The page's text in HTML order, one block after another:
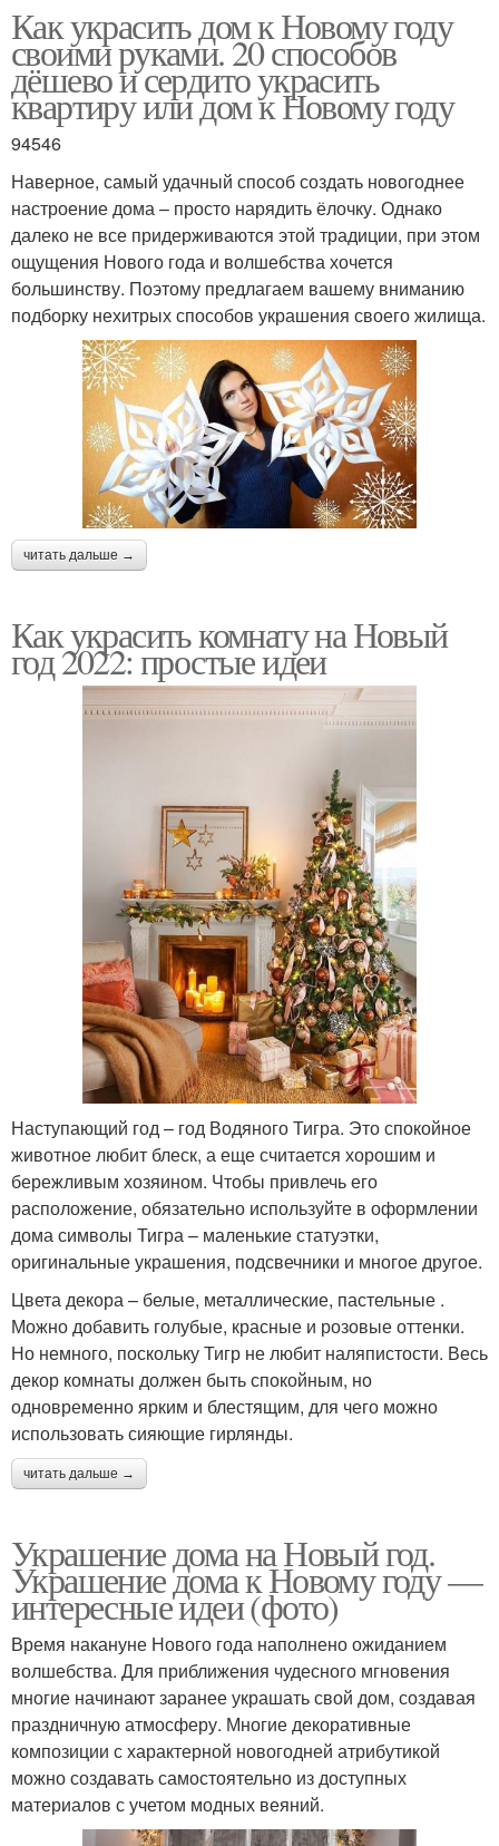
Как украсить дом к Новому году
своими руками. 20 способов
дёшево и сердито украсить
квартиру или дом к Новому году
94546
Наверное, самый удачный способ создать новогоднее
настроение дома – просто нарядить ёлочку. Однако
далеко не все придерживаются этой традиции, при этом
ощущения Нового года и волшебства хочется
большинству. Поэтому предлагаем вашему вниманию
подборку нехитрых способов украшения своего жилища.
читать дальше →
Как украсить комнату на Новый
год 2022: простые идеи
Наступающий год – год Водяного Тигра. Это спокойное
животное любит блеск, а еще считается хорошим и
бережливым хозяином. Чтобы привлечь его
расположение, обязательно используйте в оформлении
дома символы Тигра – маленькие статуэтки,
оригинальные украшения, подсвечники и многое другое.
Цвета декора – белые, металлические, пастельные .
Можно добавить голубые, красные и розовые оттенки.
Но немного, поскольку Тигр не любит наляпистости. Весь
декор комнаты должен быть спокойным, но
одновременно ярким и блестящим, для чего можно
использовать сияющие гирлянды.
читать дальше →
Украшение дома на Новый год.
Украшение дома к Новому году —
интересные идеи (фото)
Время накануне Нового года наполнено ожиданием
волшебства. Для приближения чудесного мгновения
многие начинают заранее украшать свой дом, создавая
праздничную атмосферу. Многие декоративные
композиции с характерной новогодней атрибутикой
можно создавать самостоятельно из доступных
материалов с учетом модных веяний.